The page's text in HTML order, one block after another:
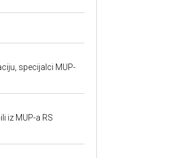
specijalci MUP-
iz MUP-a RS